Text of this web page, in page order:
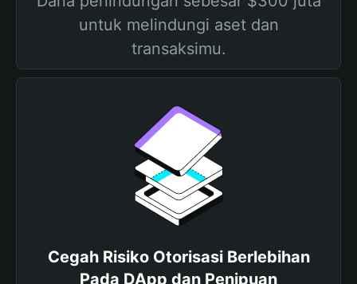
untuk melindungi aset dan
transaksimu.
Cegah Risiko Otorisasi Berlebihan
Pada DApp dan Penipuan